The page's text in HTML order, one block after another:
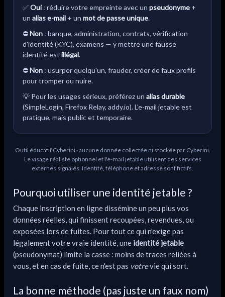
Oui: réduire votre empreinte avec un pseudonyme+
un alias e-mail+ un mot de passe unique.
Non: banque, administration, contrats, vérification
d'identité (KYC), examens — y mettre une fausse
identité est illégal.
Non: usurper quelqu'un, frauder, créer de faux profils
pour tromper ou nuire.
Pour les usages sérieux, préférez un alias durable
(SimpleLogin, Firefox Relay, addy.io). L'e-mail jetable est
pratique, mais public et temporaire.
Outil éducatif Cyberini · aucune donnée collectée ni stockée par Cyberini.
Le visage réaliste optionnel et l'e-mail jetable utilisent des services
externes signalés. Identité, téléphone et adresse sont fictifs.
Pourquoi utiliser une identité jetable ?
Chaque inscription en ligne dissémine un peu plus vos
données réelles, qui finissent recoupées, revendues, ou
exposées lors de fuites. Pour tout ce qui n'exige pas
légalement votre vraie identité, une identité jetable
(pseudonymat) limite la casse : moins de traces reliées à
vous, et en cas de fuite, ce n'est pas votrevie qui sort.
La bonne méthode (pas juste un faux nom)